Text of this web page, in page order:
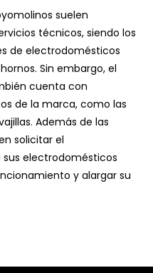
suelen
técnicos, siendo los
de electrodomésticos
Sin embargo, el
cuenta con
de la marca, como las
Además de las
solicitar el
electrodomésticos
y alargar su